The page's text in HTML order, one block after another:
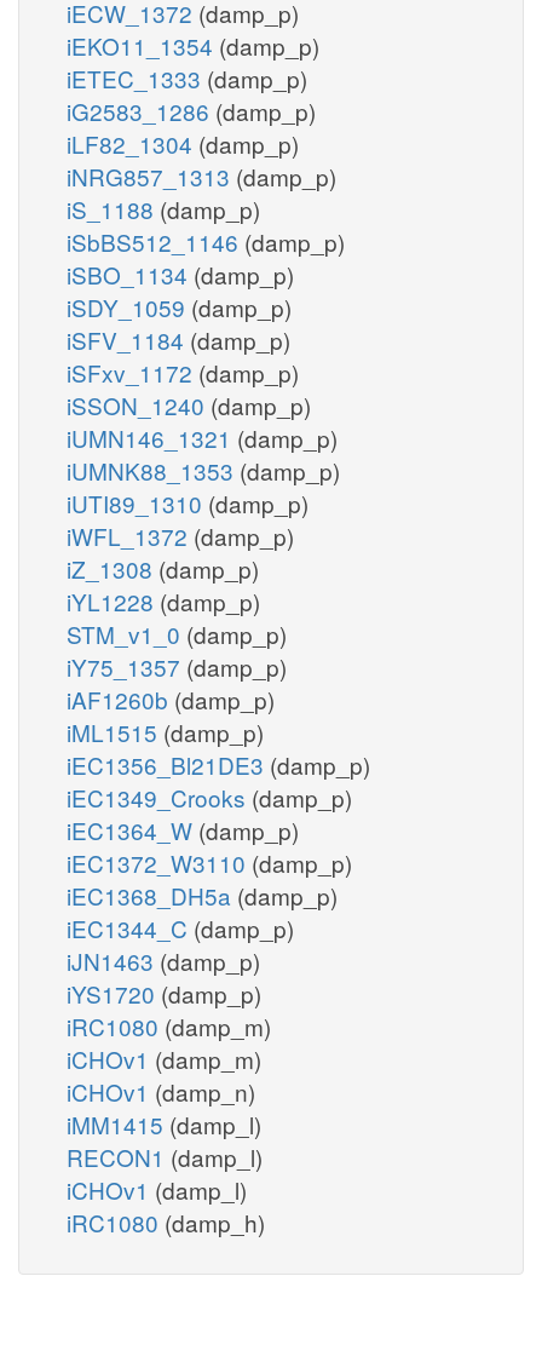
iECW_1372 (damp_p)
iEKO11_1354 (damp_p)
iETEC_1333 (damp_p)
iG2583_1286 (damp_p)
iLF82_1304 (damp_p)
iNRG857_1313 (damp_p)
iS_1188 (damp_p)
iSbBS512_1146 (damp_p)
iSBO_1134 (damp_p)
iSDY_1059 (damp_p)
iSFV_1184 (damp_p)
iSFxv_1172 (damp_p)
iSSON_1240 (damp_p)
iUMN146_1321 (damp_p)
iUMNK88_1353 (damp_p)
iUTI89_1310 (damp_p)
iWFL_1372 (damp_p)
iZ_1308 (damp_p)
iYL1228 (damp_p)
STM_v1_0 (damp_p)
iY75_1357 (damp_p)
iAF1260b (damp_p)
iML1515 (damp_p)
iEC1356_Bl21DE3 (damp_p)
iEC1349_Crooks (damp_p)
iEC1364_W (damp_p)
iEC1372_W3110 (damp_p)
iEC1368_DH5a (damp_p)
iEC1344_C (damp_p)
iJN1463 (damp_p)
iYS1720 (damp_p)
iRC1080 (damp_m)
iCHOv1 (damp_m)
iCHOv1 (damp_n)
iMM1415 (damp_l)
RECON1 (damp_l)
iCHOv1 (damp_l)
iRC1080 (damp_h)